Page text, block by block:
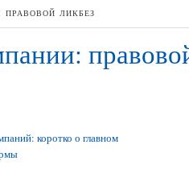
ликбез
коротко о главном